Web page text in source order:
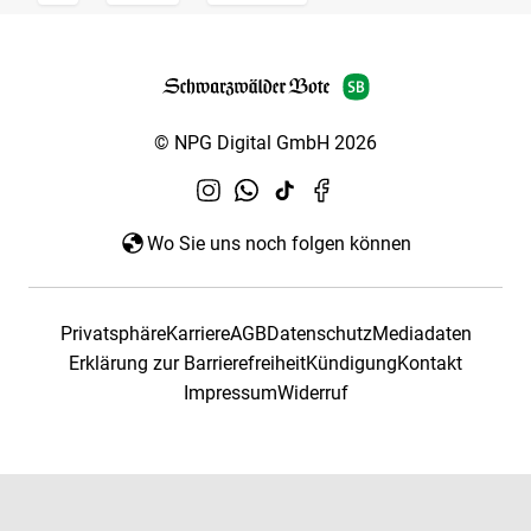
© NPG Digital GmbH 2026
Wo Sie uns noch folgen können
PrivatsphäreKarriereAGBDatenschutzMediadaten
Erklärung zur BarrierefreiheitKündigungKontakt
ImpressumWiderruf